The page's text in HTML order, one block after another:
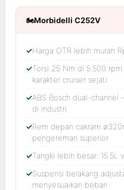
🏍️Morbidelli C252V
Harga OTR lebih murah
Torsi 25 Nm di 5.500
karakter cruiser sejati
ABS Bosch dual-
di industri
Rem depan cakram
pengereman superior
Tangki lebih besar: 15.5L
Suspensi belakang
menyesuaikan beban